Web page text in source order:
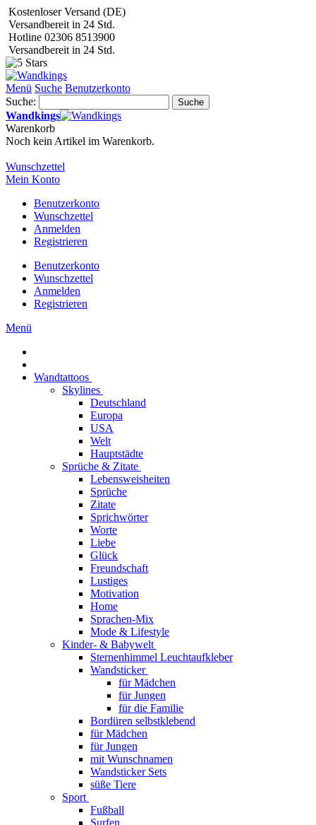
Kostenloser Versand (DE)
Versandbereit in 24 Std.
Hotline 02306 8513900
Versandbereit in 24 Std.
Menü Suche Benutzerkonto
Suche:
Suche
Wandkings
Warenkorb
Noch kein Artikel im Warenkorb.
Wunschzettel
Mein Konto
Benutzerkonto
Wunschzettel
Anmelden
Registrieren
Benutzerkonto
Wunschzettel
Anmelden
Registrieren
Menü
Wandtattoos
Skylines
Deutschland
Europa
USA
Welt
Hauptstädte
Sprüche & Zitate
Lebensweisheiten
Sprüche
Zitate
Sprichwörter
Worte
Liebe
Glück
Freundschaft
Lustiges
Motivation
Home
Sprachen-Mix
Mode & Lifestyle
Kinder- & Babywelt
Sternenhimmel Leuchtaufkleber
Wandsticker
für Mädchen
für Jungen
für die Familie
Bordüren selbstklebend
für Mädchen
für Jungen
mit Wunschnamen
Wandsticker Sets
süße Tiere
Sport
Fußball
Surfen